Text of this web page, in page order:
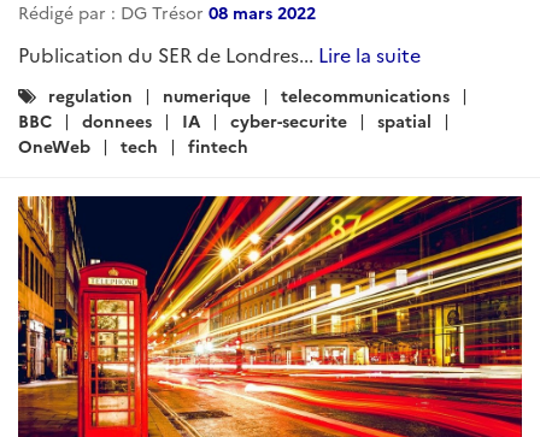
Rédigé par : DG Trésor 08 mars 2022
Publication du SER de Londres... Lire la suite
Catégories
:
regulation numerique
telecommunications
BBC
donnees IA cyber-securite
spatial
OneWeb
tech fintech